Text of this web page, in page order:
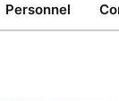
Personnel